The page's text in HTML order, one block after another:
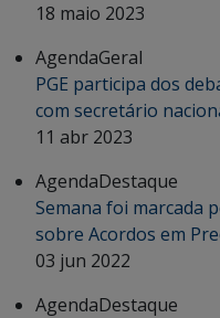
18 maio 2023
AgendaGeral
PGE participa dos
com secretário
11 abr 2023
AgendaDestaque
Semana foi marcada
sobre Acordos em
03 jun 2022
AgendaDestaque